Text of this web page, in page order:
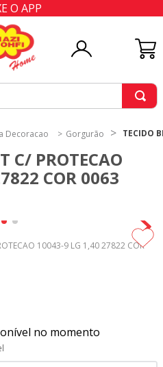
O APP
Decoracao Gorgurão TECIDO
C/ PROTECAO
COR 0063
10043-9 LG 1,40 27822 COR
no momento